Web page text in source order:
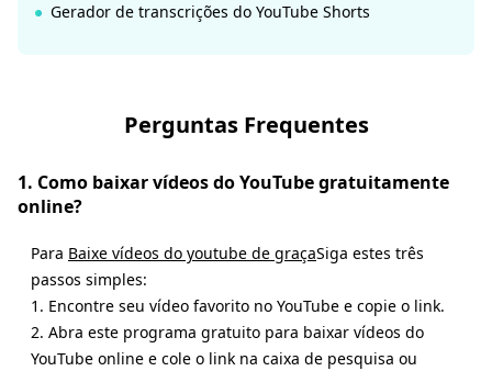
Gerador de transcrições do YouTube Shorts
Perguntas Frequentes
1. Como baixar vídeos do YouTube gratuitamente
online?
Para Baixe vídeos do youtube de graçaSiga estes três
passos simples:
1. Encontre seu vídeo favorito no YouTube e copie o link.
2. Abra este programa gratuito para baixar vídeos do
YouTube online e cole o link na caixa de pesquisa ou